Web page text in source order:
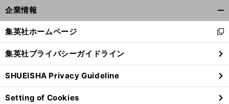
企業情報
閉
る
集英社ホームページ
新
し
い
ウ
ィ
ン
ド
集英社プライバシーガイドライン
SHUEISHA Privacy Guideline
Setting of Cookies